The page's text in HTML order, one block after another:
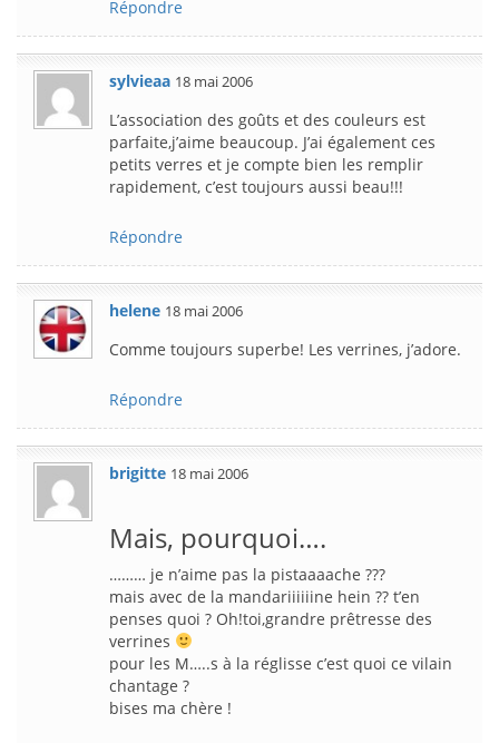
Répondre
sylvieaa 18 mai 2006
L’association des goûts et des couleurs est
parfaite,j’aime beaucoup. J’ai également ces
petits verres et je compte bien les remplir
rapidement, c’est toujours aussi beau!!!
Répondre
helene 18 mai 2006
Comme toujours superbe! Les verrines, j’adore.
Répondre
brigitte 18 mai 2006
Mais, pourquoi….
……… je n’aime pas la pistaaaache ???
mais avec de la mandariiiiiine hein ?? t’en
penses quoi ? Oh!toi,grandre prêtresse des
verrines
pour les M…..s à la réglisse c’est quoi ce vilain
chantage ?
bises ma chère !